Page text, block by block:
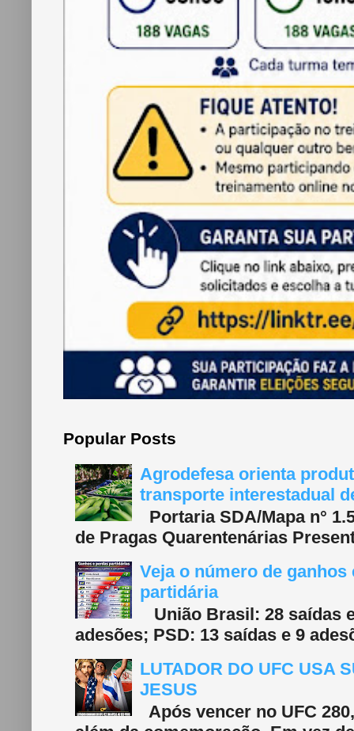
Popular Posts
Agrodefesa orienta
transporte interestadual
Portaria SDA/Mapa n°
de Pragas Quarentenárias
Veja o número de
partidária
União Brasil: 28 saídas
adesões; PSD: 13 saídas e 9
LUTADOR DO UFC USA
JESUS
Após vencer no UFC